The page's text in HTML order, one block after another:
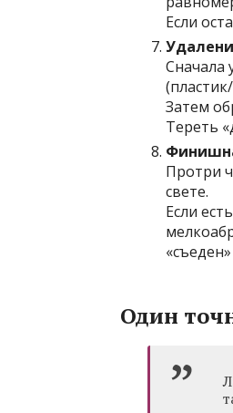
Если
Сначала
Затем
Тереть
Протри
свете.
Если
Один